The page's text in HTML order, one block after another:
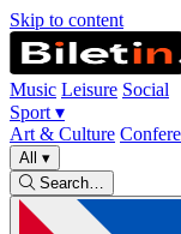
Skip to content
Music Leisure Social
Sport ▾
Art & Culture
All ▾
Search…